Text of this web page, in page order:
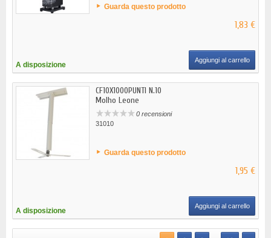
Guarda questo prodotto
1,83 €
A disposizione
Aggiungi al carrello
CF10X1000PUNTI N.10
Molho Leone
0 recensioni
31010
Guarda questo prodotto
1,95 €
A disposizione
Aggiungi al carrello